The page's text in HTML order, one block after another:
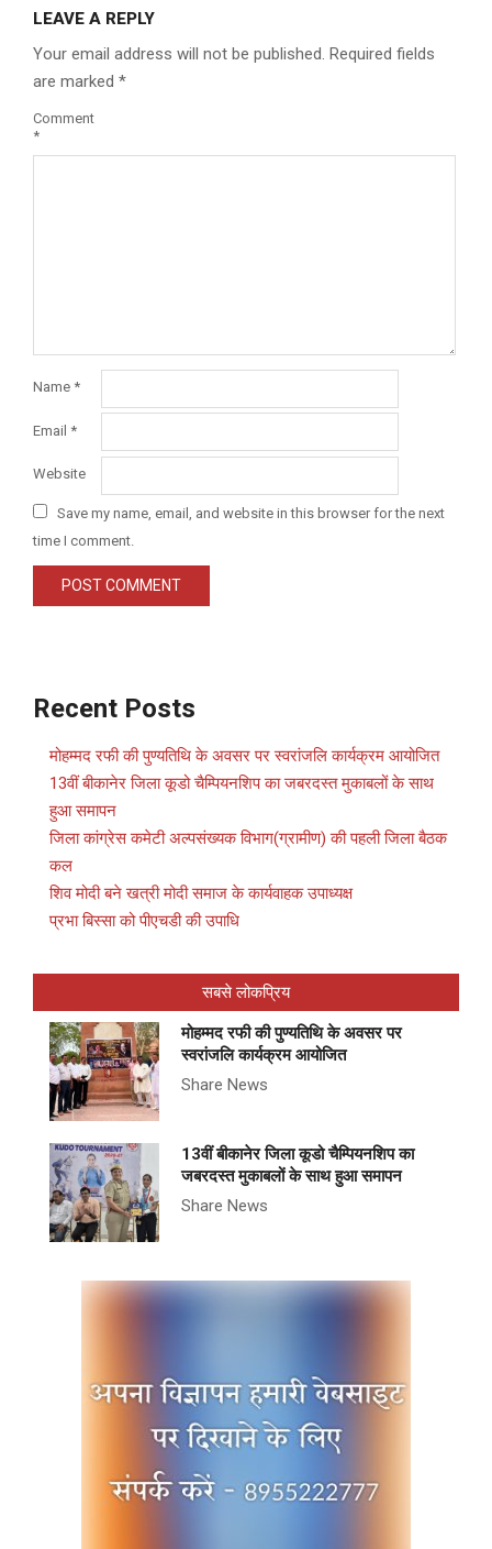
LEAVE A REPLY
Your email address will not be published. Required fields
are marked *
Comment
*
Name *
Email *
Website
Save my name, email, and website in this browser for the next
time I comment.
Recent Posts
मोहम्मद रफी की पुण्यतिथि के अवसर पर स्वरांजलि कार्यक्रम आयोजित
13वीं बीकानेर जिला कूडो चैम्पियनशिप का जबरदस्त मुकाबलों के साथ
हुआ समापन
जिला कांग्रेस कमेटी अल्पसंख्यक विभाग(ग्रामीण) की पहली जिला बैठक
कल
शिव मोदी बने खत्री मोदी समाज के कार्यवाहक उपाध्यक्ष
प्रभा बिस्सा को पीएचडी की उपाधि
सबसे लोकप्रिय
मोहम्मद रफी की पुण्यतिथि के अवसर पर
स्वरांजलि कार्यक्रम आयोजित
Share News
13वीं बीकानेर जिला कूडो चैम्पियनशिप का
जबरदस्त मुकाबलों के साथ हुआ समापन
Share News